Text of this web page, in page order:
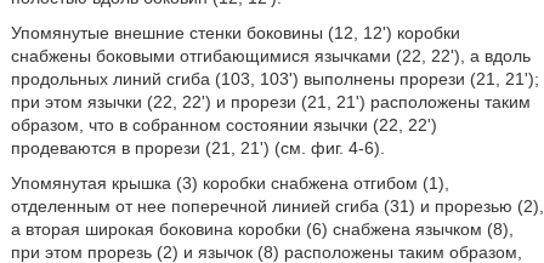
Упомянутые внешние стенки боковины (12, 12') коробки
снабжены боковыми отгибающимися язычками (22, 22'), а вдоль
продольных линий сгиба (103, 103') выполнены прорези (21, 21');
при этом язычки (22, 22') и прорези (21, 21') расположены таким
образом, что в собранном состоянии язычки (22, 22')
продеваются в прорези (21, 21') (см. фиг. 4-6).
Упомянутая крышка (3) коробки снабжена отгибом (1),
отделенным от нее поперечной линией сгиба (31) и прорезью (2),
а вторая широкая боковина коробки (6) снабжена язычком (8),
при этом прорезь (2) и язычок (8) расположены таким образом,